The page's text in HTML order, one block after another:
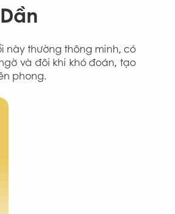
này thường thông minh, có
và đôi khi khó đoán, tạo
phong.